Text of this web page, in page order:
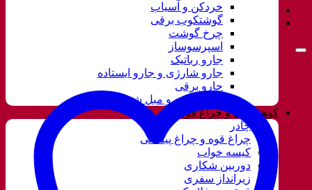
خردکن و آسیاب
گوشتکوب برقی
چرخ گوشت
اسپرسوساز
جارو رباتیک
جارو شارژی و جارو ایستاده
جارو برقی
فرش شور و مبل شور
کوهنوردی و چراغ قوه
چادر
چراغ قوه و چراغ پیشانی
کیسه خواب
دوربین شکاری
زیرانداز سفری